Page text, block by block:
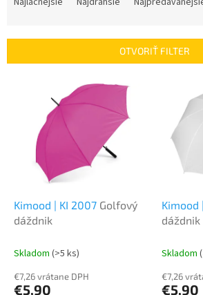
i
OTVORIŤ FILTER
Kimood | KI 2007 Golfový
dáždnik
Skladom (>5 ks)
€7,26 vrátane DPH
€5,90
Kimood
dáždnik
Skladom
€7,26
€5,90